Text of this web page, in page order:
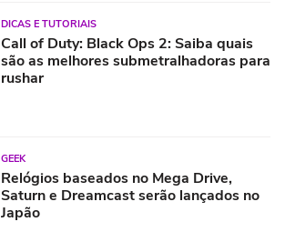
DICAS E TUTORIAIS
Call of Duty: Black Ops 2: Saiba quais
são as melhores submetralhadoras para
rushar
GEEK
Relógios baseados no Mega Drive,
Saturn e Dreamcast serão lançados no
Japão